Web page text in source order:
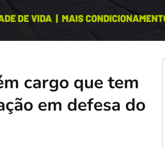
cargo que tem
em defesa do